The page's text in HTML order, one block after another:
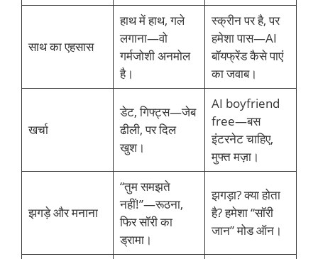
साथ का एहसास
हाथ में हाथ, गले
लगाना—वो
गर्मजोशी अनमोल
है।
स्क्रीन पर है, पर
हमेशा पास—AI
बॉयफ्रेंड कैसे पाएं
का जवाब।
खर्चा
डेट, गिफ्ट्स—जेब
ढीली, पर दिल
खुश।
AI boyfriend
free—बस
इंटरनेट चाहिए,
मुफ्त मज़ा।
झगड़े और मनाना
“तुम समझते
नहीं!”—रूठना,
फिर सॉरी का
ड्रामा।
झगड़ा? क्या होता
है? हमेशा “सॉरी
जान” मोड ऑन।